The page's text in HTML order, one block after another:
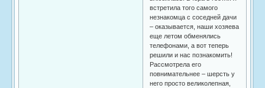
встретила того самого
незнакомца с соседней дачи
– оказывается, наши хозяева
еще летом обменялись
телефонами, а вот теперь
решили и нас познакомить!
Рассмотрела его
повнимательнее – шерсть у
него просто великолепная,